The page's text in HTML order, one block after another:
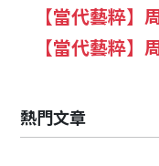
【當代藝粹】
【當代藝粹】
熱門文章